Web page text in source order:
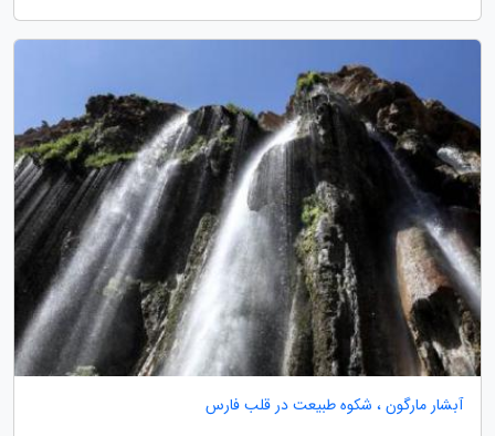
آبشار مارگون ، شکوه طبیعت در قلب فارس